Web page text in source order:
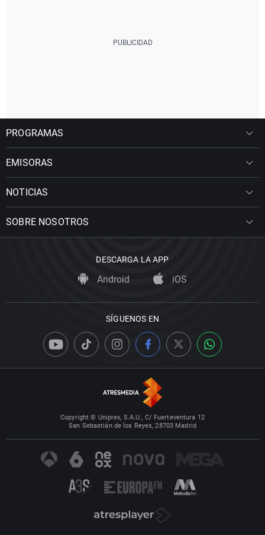
PROGRAMAS
EMISORAS
NOTICIAS
SOBRE NOSOTROS
DESCARGA LA APP
Android iOS
SÍGUENOS EN
Copyright © Uniprex, S.A.U., C/ Fuerteventura 12
San Sebastián de los Reyes, 28703 Madrid